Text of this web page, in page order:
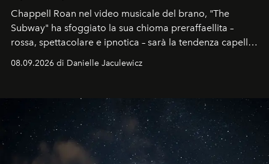
Chappell Roan nel video musicale del brano, "The
Subway" ha sfoggiato la sua chioma preraffaellita –
rossa, spettacolare e ipnotica – sarà la tendenza capelli
08.09.2026 di Danielle Jaculewicz